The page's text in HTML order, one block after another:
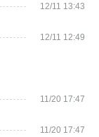
12/11 13:43
12/11 12:49
11/20 17:47
11/20 17:47